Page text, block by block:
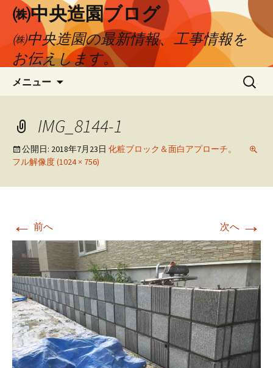
㈱中央造園ブログ
㈱中央造園の最新情報、工事情報を
お伝えします。
メニュー
ン
ツ
へ
移
検
IMG_8144-1
公開日: 2018年7月23日 化粧ブロック＆面白アプローチ。
フル解像度 (1024 × 756)
← 前へ 次へ →